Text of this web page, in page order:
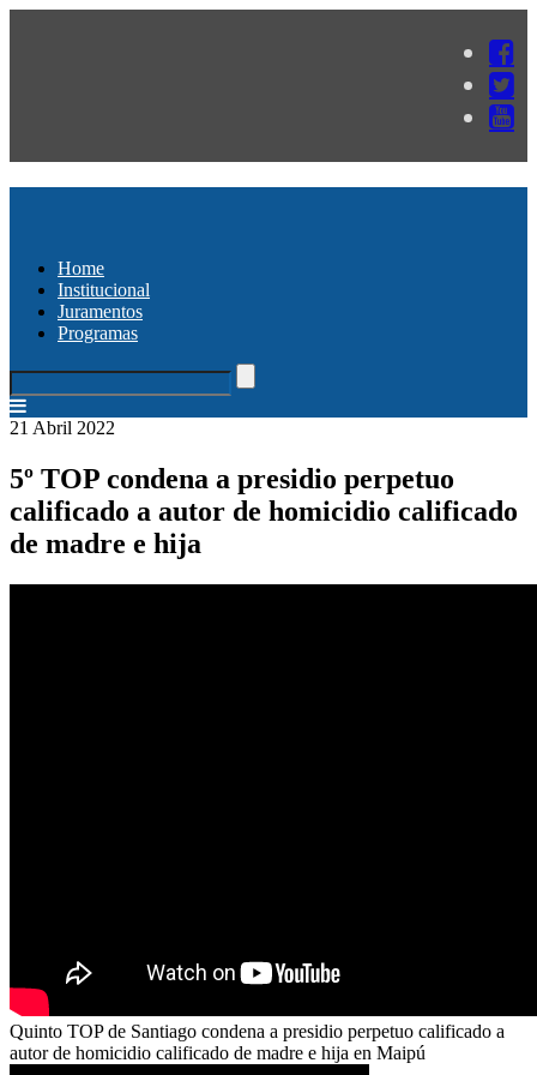
Home
Institucional
Juramentos
Programas
21 Abril 2022
5º TOP condena a presidio perpetuo
calificado a autor de homicidio calificado
de madre e hija
Quinto TOP de Santiago condena a presidio perpetuo calificado a
autor de homicidio calificado de madre e hija en Maipú